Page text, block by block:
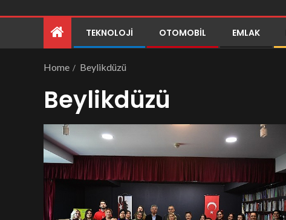
TEKNOLOJI OTOMOBIL EMLAK
Home Beylikdüzü
Beylikdüzü